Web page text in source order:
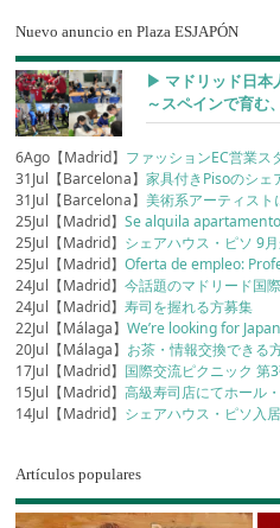
Nuevo anuncio en Plaza ESJAPÓN
▶︎ マドリッド日本
～スペインで育む
6Ago【Madrid】 ファッションEC営業ス
31Jul【Barcelona】家具付きPisoのシェ
31Jul【Barcelona】美術系アーティス
25Jul【Madrid】Se alquila
25Jul【Madrid】 シェアハウス・ピソ 9
25Jul【Madrid】Oferta de empleo:
24Jul【Madrid】今話題のマドリード国
24Jul【Madrid】寿司を握れる方募集
22Jul【Málaga】We’re looking for
20Jul【Málaga】 お茶・情報交換できる
17Jul【Madrid】 国際交流ピクニック 第
15Jul【Madrid】高級寿司店にてホール
14Jul【Madrid】 シェアハウス・ピソ入
Artículos populares